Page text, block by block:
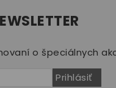
o špeciálnych
Prihlásiť